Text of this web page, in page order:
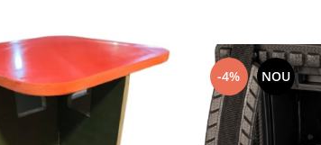
-4% NOU